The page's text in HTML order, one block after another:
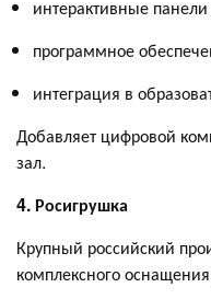
интерактивные
программное
интеграция в
Добавляет цифровой
зал.
4. Росигрушка
Крупный российский
комплексного